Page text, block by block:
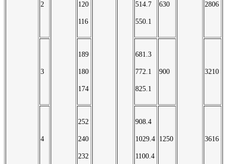
2 120
116
514.7
550.1
630 2806
3
189
180
174
681.3
772.1
825.1
900 3210
4
252
240
232
908.4
1029.4
1100.4
1250 3616